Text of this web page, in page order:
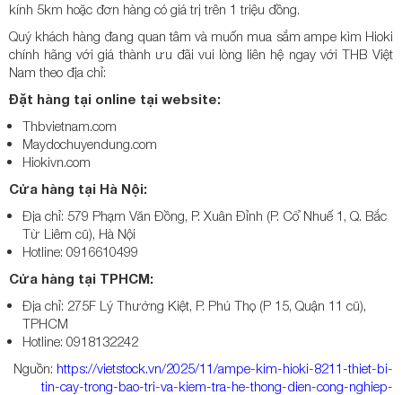
kính 5km hoặc đơn hàng có giá trị trên 1 triệu đồng.
Quý khách hàng đang quan tâm và muốn mua sắm ampe kìm Hioki
chính hãng với giá thành ưu đãi vui lòng liên hệ ngay với THB Việt
Nam theo địa chỉ:
Đặt hàng tại online tại website:
Thbvietnam.com
Maydochuyendung.com
Hiokivn.com
Cửa hàng tại Hà Nội:
Địa chỉ: 579 Phạm Văn Đồng, P. Xuân Đỉnh (P. Cổ Nhuế 1, Q. Bắc
Từ Liêm cũ), Hà Nội
Hotline: 0916610499
Cửa hàng tại TPHCM:
Địa chỉ: 275F Lý Thường Kiệt, P. Phú Thọ (P 15, Quận 11 cũ),
TPHCM
Hotline: 0918132242
Nguồn: https://vietstock.vn/2025/11/ampe-kim-hioki-8211-thiet-bi-
tin-cay-trong-bao-tri-va-kiem-tra-he-thong-dien-cong-nghiep-